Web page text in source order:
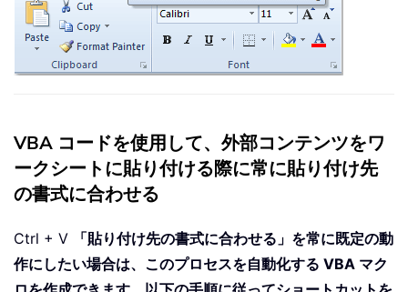
VBA コードを使用して、外部コンテンツをワ
ークシートに貼り付ける際に常に貼り付け先
の書式に合わせる
Ctrl + V
「貼り付け先の書式に合わせる」を常に既定の動
作にしたい場合は、このプロセスを自動化する VBA マク